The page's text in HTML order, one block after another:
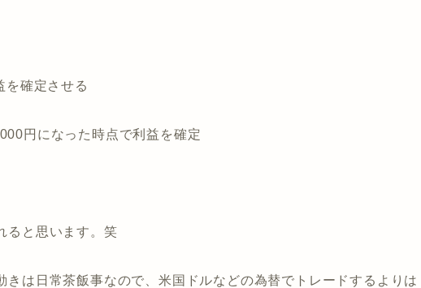
を確定させる
円になった時点で利益を確定
ると思います。笑
きは日常茶飯事なので、米国ドルなどの為替でトレードするよりは